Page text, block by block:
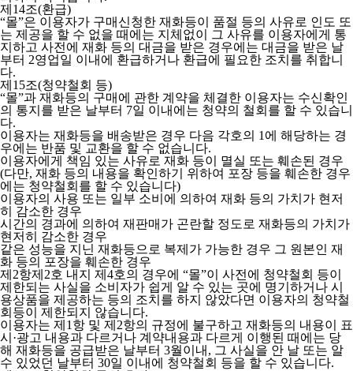
제14조(환급)
“몰”은 이용자가 구매신청한 재화등이 품절 등의 사유로 인도 또
는 제공을 할 수 없을 때에는 지체없이 그 사유를 이용자에게 통
지하고 사전에 재화 등의 대금을 받은 경우에는 대금을 받은 날
부터 2영업일 이내에 환급하거나 환급에 필요한 조치를 취합니
다.
제15조(청약철회 등)
“몰”과 재화등의 구매에 관한 계약을 체결한 이용자는 수신확인
의 통지를 받은 날부터 7일 이내에는 청약의 철회를 할 수 있습니
다.
이용자는 재화등을 배송받은 경우 다음 각호의 1에 해당하는 경
우에는 반품 및 교환을 할 수 없습니다.
이용자에게 책임 있는 사유로 재화 등이 멸실 또는 훼손된 경우
(다만, 재화 등의 내용을 확인하기 위하여 포장 등을 훼손한 경우
에는 청약철회를 할 수 있습니다)
이용자의 사용 또는 일부 소비에 의하여 재화 등의 가치가 현저
히 감소한 경우
시간의 경과에 의하여 재판매가 곤란할 정도로 재화등의 가치가
현저히 감소한 경우
같은 성능을 지닌 재화등으로 복제가 가능한 경우 그 원본인 재
화 등의 포장을 훼손한 경우
제2항제2호 내지 제4호의 경우에 “몰”이 사전에 청약철회 등이
제한되는 사실을 소비자가 쉽게 알 수 있는 곳에 명기하거나 시
용상품을 제공하는 등의 조치를 하지 않았다면 이용자의 청약철
회등이 제한되지 않습니다.
이용자는 제1항 및 제2항의 규정에 불구하고 재화등의 내용이 표
시·광고 내용과 다르거나 계약내용과 다르게 이행된 때에는 당
해 재화등을 공급받은 날부터 3월이내, 그 사실을 안 날 또는 알
수 있었던 날부터 30일 이내에 청약철회 등을 할 수 있습니다.